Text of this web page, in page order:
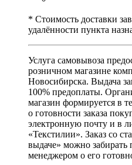
* Стоимость доставки
удалённости пункта
Услуга самовывоза
розничном магазине
Новосибирска. Выдача
100% предоплаты.
магазин формируется в
о готовности заказа
электронную почту и в
«Текстилии». Заказ со
выдаче» можно
менеджером о его